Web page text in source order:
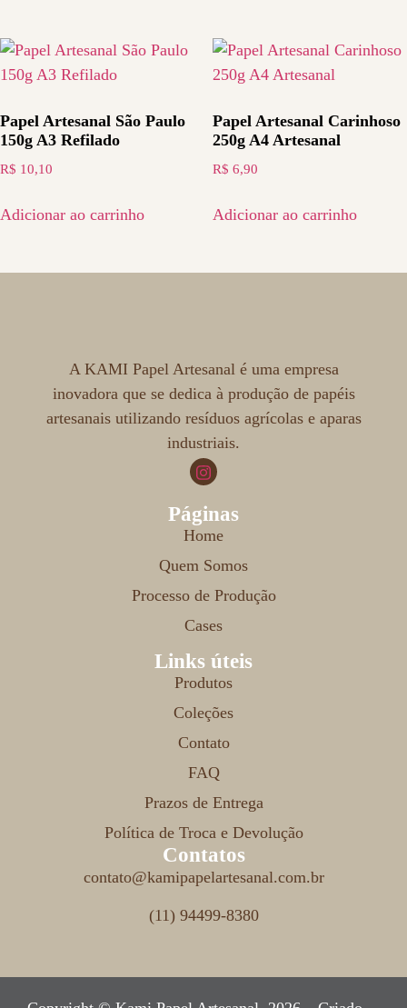
Papel Artesanal São Paulo
150g A3 Refilado
R$ 10,10
Adicionar ao carrinho
Papel Artesanal Carinhoso
250g A4 Artesanal
R$ 6,90
Adicionar ao carrinho
A KAMI Papel Artesanal é uma empresa
inovadora que se dedica à produção de papéis
artesanais utilizando resíduos agrícolas e aparas
industriais.
Páginas
Home
Quem Somos
Processo de Produção
Cases
Links úteis
Produtos
Coleções
Contato
FAQ
Prazos de Entrega
Política de Troca e Devolução
Contatos
contato@kamipapelartesanal.com.br
(11) 94499-8380